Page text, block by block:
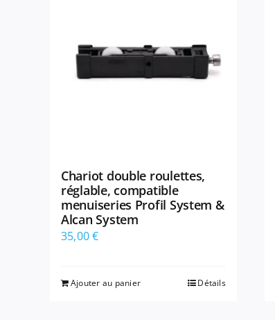
Chariot double roulettes,
réglable, compatible
menuiseries Profil System &
Alcan System
35,00€
Ajouter au panier Détails